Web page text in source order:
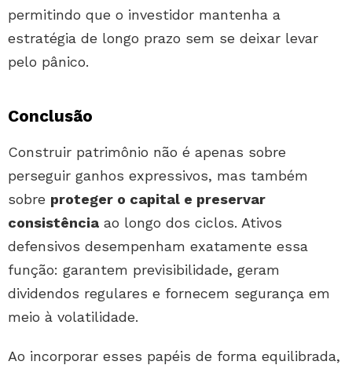
permitindo que o investidor mantenha a
estratégia de longo prazo sem se deixar levar
pelo pânico.
Conclusão
Construir patrimônio não é apenas sobre
perseguir ganhos expressivos, mas também
sobre proteger o capital e preservar
consistência ao longo dos ciclos. Ativos
defensivos desempenham exatamente essa
função: garantem previsibilidade, geram
dividendos regulares e fornecem segurança em
meio à volatilidade.
Ao incorporar esses papéis de forma equilibrada,